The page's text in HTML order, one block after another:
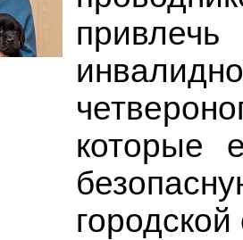
которые